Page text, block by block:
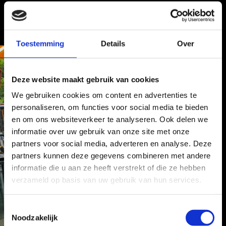
Toestemming Details Over
Deze website maakt gebruik van cookies
We gebruiken cookies om content en advertenties te
personaliseren, om functies voor social media te bieden
en om ons websiteverkeer te analyseren. Ook delen we
informatie over uw gebruik van onze site met onze
partners voor social media, adverteren en analyse. Deze
partners kunnen deze gegevens combineren met andere
informatie die u aan ze heeft verstrekt of die ze hebben
verzameld op basis van uw gebruik van hun services.
T
o
Noodzakelijk